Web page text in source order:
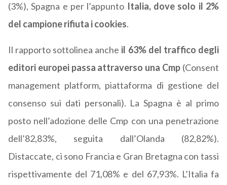
(3%), Spagna e per l’appunto Italia, dove solo il 2%
del campione rifiuta i cookies.
Il rapporto sottolinea anche il 63% del traffico degli
editori europei passa attraverso una Cmp (Consent
management platform, piattaforma di gestione del
consenso sui dati personali). La Spagna è al primo
posto nell’adozione delle Cmp con una penetrazione
dell’82,83%, seguita dall’Olanda (82,82%).
Distaccate, ci sono Francia e Gran Bretagna con tassi
rispettivamente del 71,08% e del 67,93%. L’Italia fa